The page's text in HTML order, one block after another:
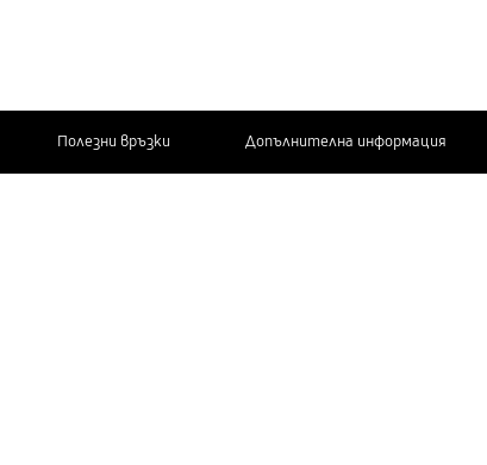
Полезни връзки Допълнителна информация